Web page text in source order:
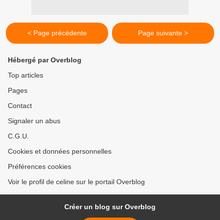
< Page précédente Page suivante >
Hébergé par Overblog
Top articles
Pages
Contact
Signaler un abus
C.G.U.
Cookies et données personnelles
Préférences cookies
Voir le profil de celine sur le portail Overblog
Créer un blog sur Overblog